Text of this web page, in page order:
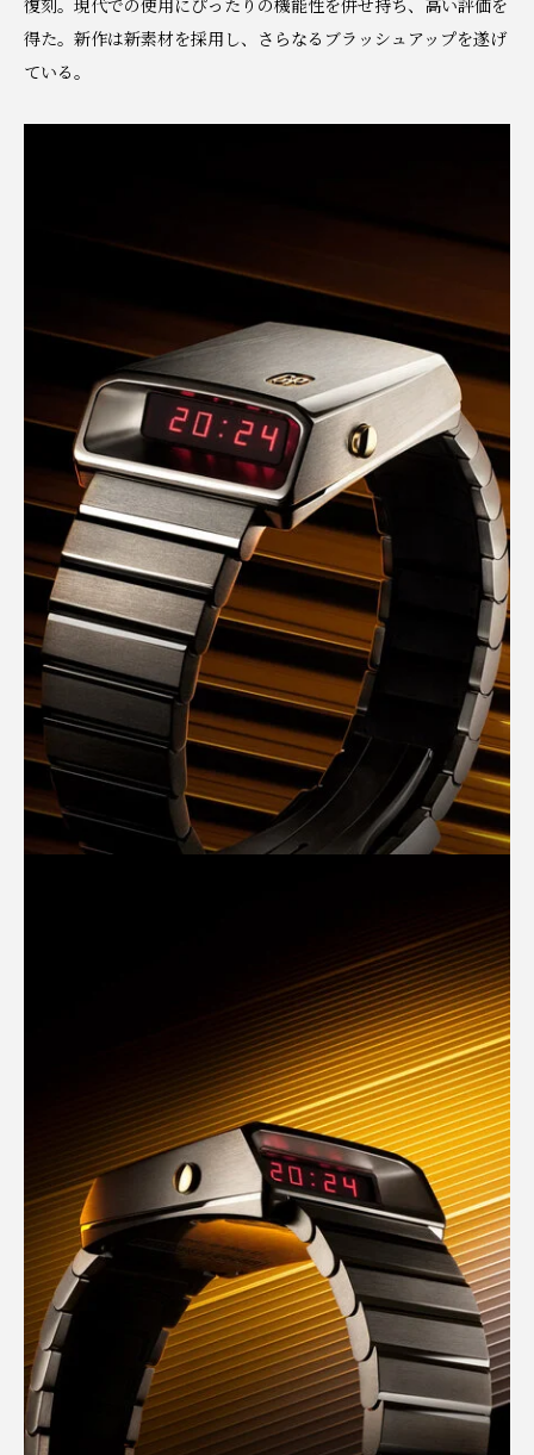
復刻。現代での使用にぴったりの機能性を併せ持ち、高い評価を
得た。新作は新素材を採用し、さらなるブラッシュアップを遂げ
ている。